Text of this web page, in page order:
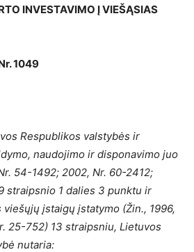
INVESTAVIMO Į VIEŠĄSIAS
1049
Respublikos valstybės ir
naudojimo ir disponavimo juo
54-1492; 2002, Nr. 60-2412;
straipsnio 1 dalies 3 punktu ir
įstaigų įstatymo (Žin., 1996,
25-752) 13 straipsniu, Lietuvos
nutaria: